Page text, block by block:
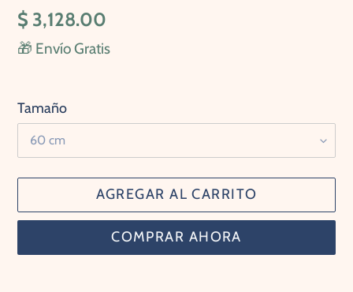
Precio
habitual
$ 3,128.00
🎁 Envío Gratis
Tamaño
AGREGAR AL CARRITO
COMPRAR AHORA